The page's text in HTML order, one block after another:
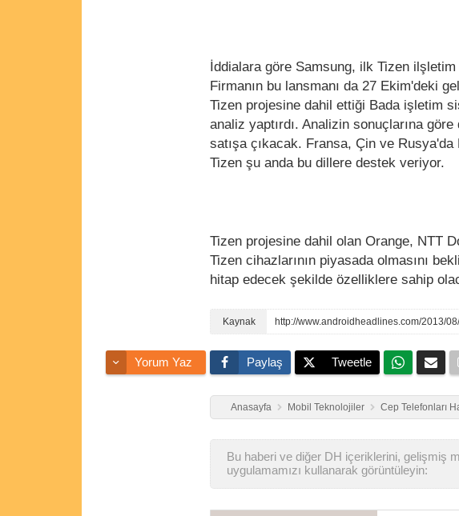
İddialara göre Samsung, ilk Tizen
Firmanın bu lansmanı da 27 Ekim'deki
Tizen projesine dahil ettiği Bada işletim
analiz yaptırdı. Analizin sonuçlarına
satışa çıkacak. Fransa, Çin ve
Tizen şu anda bu dillere destek veriyor.
Tizen projesine dahil olan Orange, NTT
Tizen cihazlarının piyasada olmasını
hitap edecek şekilde özelliklere sahip
http://www.androidheadlines.com/2013/
Yorum Yaz Paylaş Tweetle
Anasayfa Mobil Teknolojiler Cep Telefonları
Bu haberi ve diğer DH içeriklerini, gelişmiş
uygulamamızı kullanarak görüntüleyin: